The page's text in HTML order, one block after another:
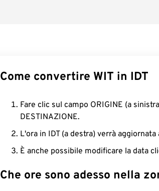
Come convertire WIT in IDT
Fare clic sul campo ORIGINE (a
DESTINAZIONE.
L'ora in IDT (a destra) verrà
È anche possibile modificare la data
Che ore sono adesso nella